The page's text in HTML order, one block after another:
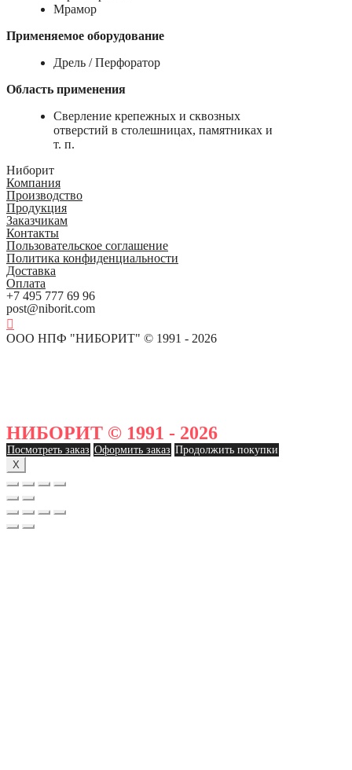
Мрамор
Применяемое оборудование
Дрель / Перфоратор
Область применения
Сверление крепежных и сквозных
отверстий в столешницах, памятниках и
т. п.
Ниборит
Компания
Производство
Продукция
Заказчикам
Контакты
Пользовательское соглашение
Политика конфиденциальности
Доставка
Оплата
+7 495 777 69 96
post@niborit.com
ООО НПФ "НИБОРИТ" © 1991 - 2026
НИБОРИТ © 1991 - 2026
Посмотреть заказ Оформить заказ Продолжить покупки
X